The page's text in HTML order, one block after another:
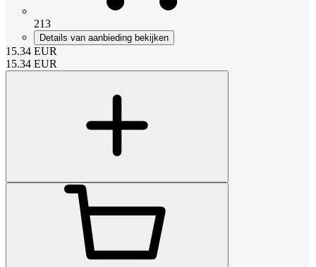
213
Details van aanbieding bekijken
15.34 EUR
15.34 EUR